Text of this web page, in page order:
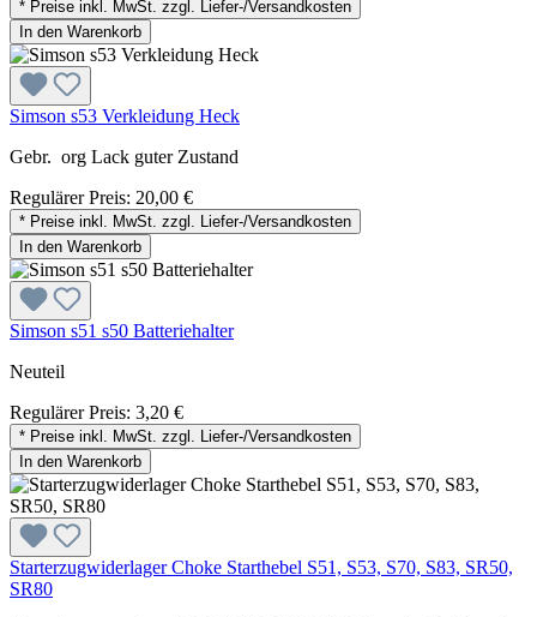
* Preise inkl. MwSt. zzgl. Liefer-/Versandkosten
In den Warenkorb
Simson s53 Verkleidung Heck
Gebr. org Lack guter Zustand
Regulärer Preis: 20,00 €
* Preise inkl. MwSt. zzgl. Liefer-/Versandkosten
In den Warenkorb
Simson s51 s50 Batteriehalter
Neuteil
Regulärer Preis: 3,20 €
* Preise inkl. MwSt. zzgl. Liefer-/Versandkosten
In den Warenkorb
Starterzugwiderlager Choke Starthebel S51, S53, S70, S83, SR50,
SR80